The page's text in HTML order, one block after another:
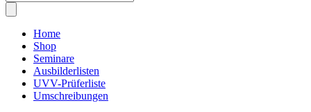
search
Home
Shop
Seminare
Ausbilderlisten
UVV-Prüferliste
Umschreibungen